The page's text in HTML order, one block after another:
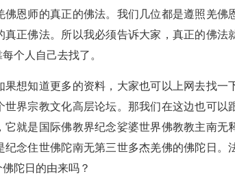
恩师的真正的佛法。我们几位都是遵照羌佛
正佛法。所以我必须告诉大家，真正的佛法
个人自己去找了。
果想知道更多的资料，大家也可以上网去找一
界宗教文化高层论坛。那我们在这边也可以
就是国际佛教界纪念娑婆世界佛教教主南无
念住世佛陀南无第三世多杰羌佛的佛陀日。
陀日的由来吗？